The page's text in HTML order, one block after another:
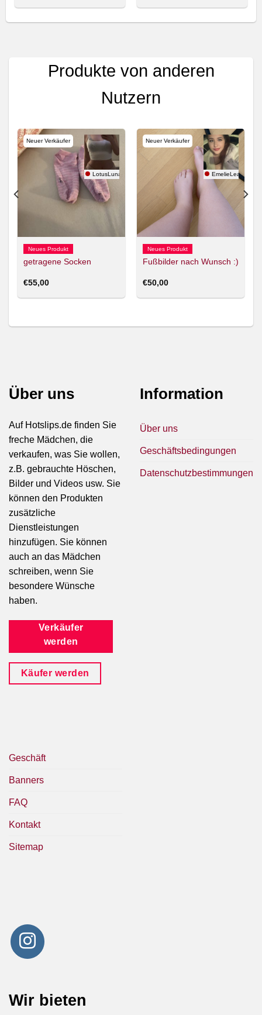
Produkte von anderen
Nutzern
Neuer Verkäufer
LotusLuna
Neues Produkt
getragene Socken
€55,00
Neuer Verkäufer
EmelieLea
Neues Produkt
Fußbilder nach Wunsch :)
€50,00
Über uns
Auf Hotslips.de finden Sie
freche Mädchen, die
verkaufen, was Sie wollen,
z.B. gebrauchte Höschen,
Bilder und Videos usw. Sie
können den Produkten
zusätzliche
Dienstleistungen
hinzufügen. Sie können
auch an das Mädchen
schreiben, wenn Sie
besondere Wünsche
haben.
Verkäufer
werden
Käufer werden
Information
Über uns
Geschäftsbedingungen
Datenschutzbestimmungen
Geschäft
Banners
FAQ
Kontakt
Sitemap
Wir bieten